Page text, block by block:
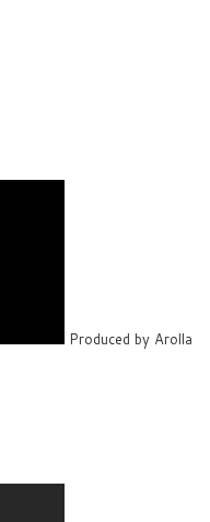
Produced by Arolla